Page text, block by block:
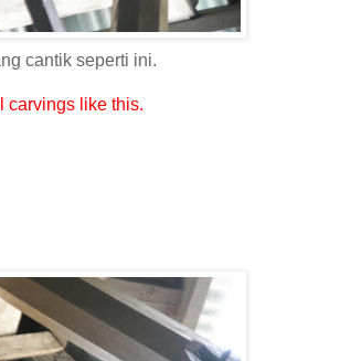
cantik seperti ini.
carvings like this.